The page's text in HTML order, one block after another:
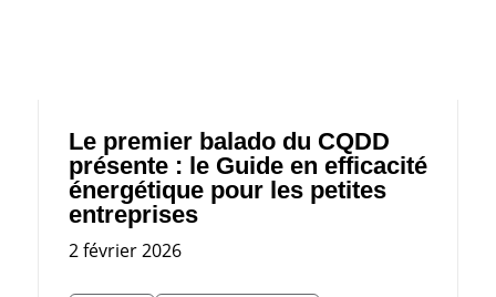
Le premier balado du CQDD
présente : le Guide en efficacité
énergétique pour les petites
entreprises
2 février 2026